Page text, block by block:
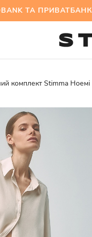
ТА
комплект Stimma Ноемі